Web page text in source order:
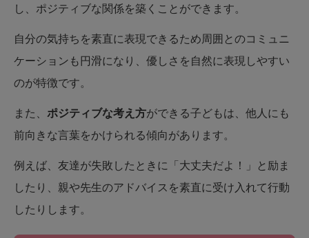
し、ポジティブな関係を築くことができます。
自分の気持ちを素直に表現できるため周囲とのコミュニ
ケーションも円滑になり、優しさを自然に表現しやすい
のが特徴です。
また、 ポジティブな考え方ができる子どもは、他人にも
前向きな言葉をかけられる傾向があります。
例えば、友達が失敗したときに「大丈夫だよ！」と励ま
したり、親や先生のアドバイスを素直に受け入れて行動
したりします。